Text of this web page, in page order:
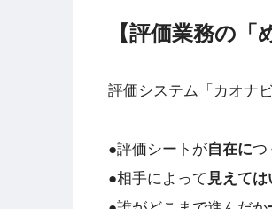
【評価業務の
評価システム「カオナ
●評価シートが自在につ
●相手によって 見えて